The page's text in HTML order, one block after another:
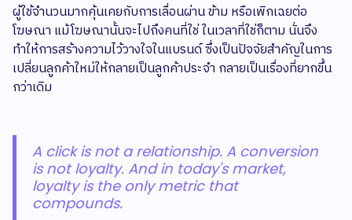
ผู้ใช้จำนวนมากคุ้นเคยกับการเลื่อนผ่าน ข้าม หรือเพิกเฉยต่อ
โฆษณา แม้โฆษณานั้นจะไปถึงคนที่ใช่ ในเวลาที่ใช่ก็ตาม นั่นจึง
ทำให้การสร้างความไว้วางใจในแบรนด์ ซึ่งเป็นปัจจัยสำคัญในการ
เปลี่ยนลูกค้าใหม่ให้กลายเป็นลูกค้าประจำ กลายเป็นเรื่องที่ยากขึ้น
กว่าเดิม
A click is not a relationship. A conversion
is not loyalty. And in today's market,
loyalty is the only metric that
compounds.